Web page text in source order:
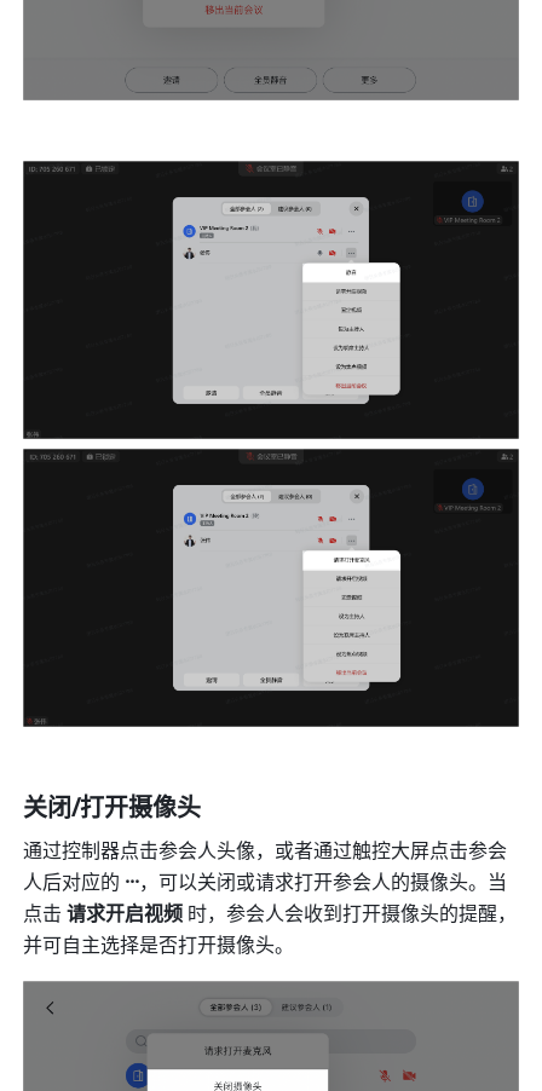
关闭/打开摄像头
通过控制器点击参会人头像，或者通过触控大屏点击参会
人后对应的 ···，可以关闭或请求打开参会人的摄像头。当
点击 请求开启视频 时，参会人会收到打开摄像头的提醒，
并可自主选择是否打开摄像头。